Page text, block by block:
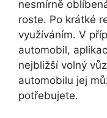
nesmírně
roste. Po krátké
využíváním. V
automobil,
nejbližší volný
automobilu jej
potřebujete.